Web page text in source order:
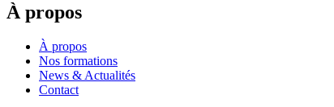
À propos
À propos
Nos formations
News & Actualités
Contact